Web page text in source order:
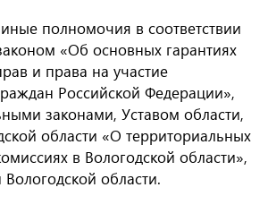
полномочия в соответствии
«Об основных гарантиях
и права на участие
Российской Федерации»,
законами, Уставом области,
области «О территориальных
в Вологодской области»,
области.